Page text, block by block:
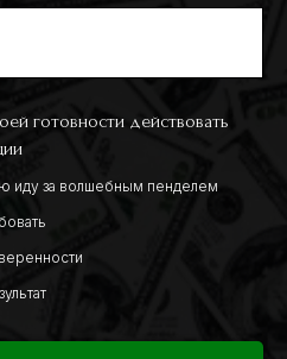
готовности действовать
иду за волшебным пенделем